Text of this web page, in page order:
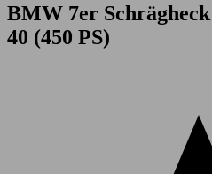
BMW 7er Schrägheck
40 (450 PS)